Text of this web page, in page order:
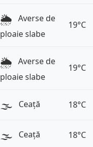
🌦️ Averse de
ploaie slabe
19°C
🌦️ Averse de
ploaie slabe
19°C
🌫️ Ceață 18°C
🌫️ Ceață 18°C